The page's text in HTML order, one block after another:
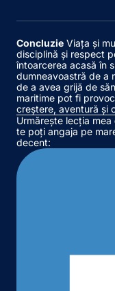
Concluzie Viața și
disciplină și respect
întoarcerea acasă în
dumneavoastră de a
de a avea grijă de
maritime pot fi
creștere, aventură și
Urmărește lecția mea
te poți angaja pe
decent: